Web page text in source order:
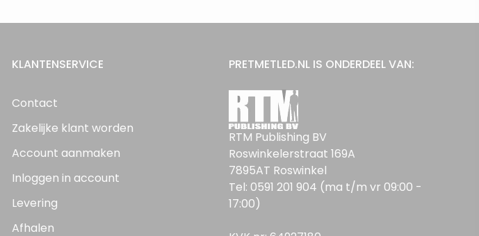
KLANTENSERVICE
Contact
Zakelijke klant worden
Account aanmaken
Inloggen in account
Levering
Afhalen
PRETMETLED.NL IS ONDERDEEL VAN:
RTM Publishing BV
Roswinkelerstraat 169A
7895AT Roswinkel
Tel: 0591 201 904 (ma t/m vr 09:00 -
17:00)